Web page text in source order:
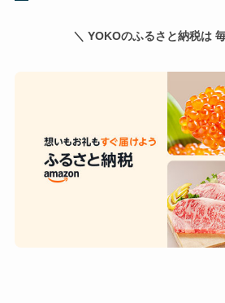
＼ YOKOのふるさと納税は